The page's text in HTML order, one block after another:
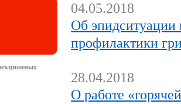
04.05.2018
Об эпидситуации
профилактики
28.04.2018
О работе